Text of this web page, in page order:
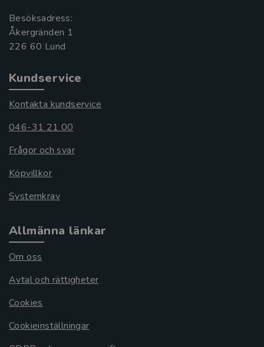
Besöksadress:
Åkergränden 1
Kundservice
Kontakta kundservice
046-31 21 00
Frågor och svar
Köpvillkor
Systemkrav
Allmänna länkar
Om oss
Avtal och rättigheter
Cookies
Cookieinställningar